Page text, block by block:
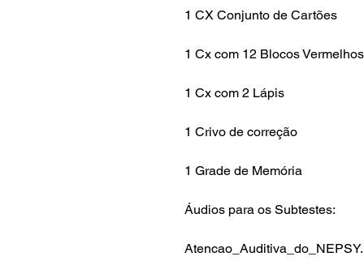
1 CX Conjunto de Cartões
1 Cx com 12 Blocos Vermelhos
1 Cx com 2 Lápis
1 Crivo de correção
1 Grade de Memória
Áudios para os Subtestes: